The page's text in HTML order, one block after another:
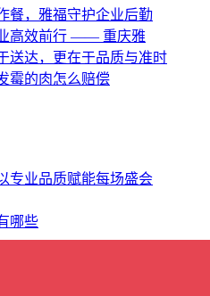
餐，雅福守护企业后勤
高效前行 —— 重庆雅
送达，更在于品质与准时
霉的肉怎么赔偿
专业品质赋能每场盛会
哪些
哪里